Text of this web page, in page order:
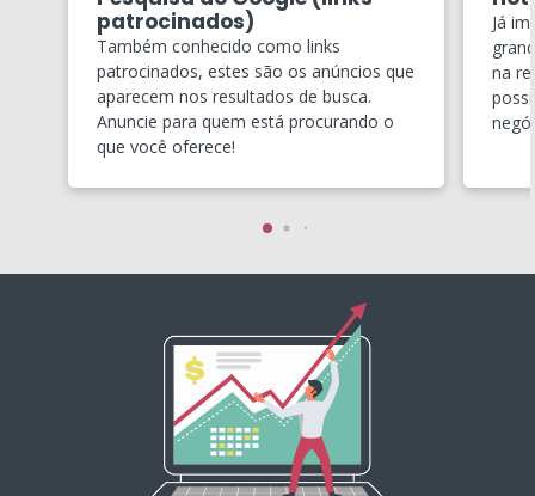
patrocinados)
Também conhecido como links
patrocinados, estes são os anúncios que
aparecem nos resultados de busca.
Anuncie para quem está procurando o
que você oferece!
Já
na